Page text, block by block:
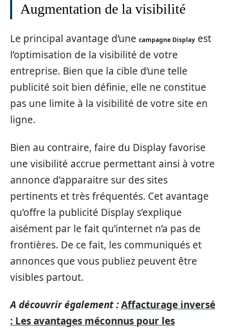
Augmentation de la visibilité
Le principal avantage d’une campagne Display est
l’optimisation de la visibilité de votre
entreprise. Bien que la cible d’une telle
publicité soit bien définie, elle ne constitue
pas une limite à la visibilité de votre site en
ligne.
Bien au contraire, faire du Display favorise
une visibilité accrue permettant ainsi à votre
annonce d’apparaitre sur des sites
pertinents et très fréquentés. Cet avantage
qu’offre la publicité Display s’explique
aisément par le fait qu’internet n’a pas de
frontières. De ce fait, les communiqués et
annonces que vous publiez peuvent être
visibles partout.
A découvrir également :Affacturage inversé
: Les avantages méconnus pour les